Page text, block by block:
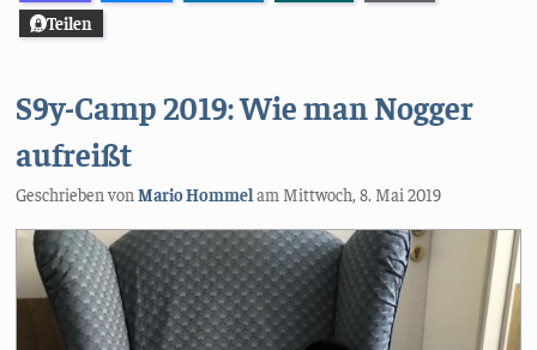
Teilen
S9y-Camp 2019: Wie man Nogger
aufreißt
Geschrieben vonMario Hommelam Mittwoch, 8. Mai 2019